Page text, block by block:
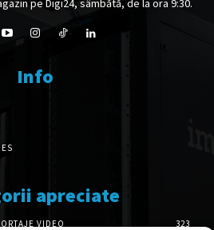
pe Digi24, sâmbătă, de la ora 9:30.
Info
apreciate
VIDEO
323